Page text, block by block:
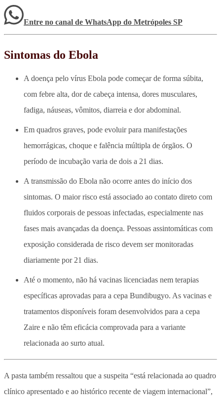
Entre no canal de WhatsApp do Metrópoles SP
Sintomas do Ebola
A doença pelo vírus Ebola pode começar de forma súbita,
com febre alta, dor de cabeça intensa, dores musculares,
fadiga, náuseas, vômitos, diarreia e dor abdominal.
Em quadros graves, pode evoluir para manifestações
hemorrágicas, choque e falência múltipla de órgãos. O
período de incubação varia de dois a 21 dias.
A transmissão do Ebola não ocorre antes do início dos
sintomas. O maior risco está associado ao contato direto com
fluidos corporais de pessoas infectadas, especialmente nas
fases mais avançadas da doença. Pessoas assintomáticas com
exposição considerada de risco devem ser monitoradas
diariamente por 21 dias.
Até o momento, não há vacinas licenciadas nem terapias
específicas aprovadas para a cepa Bundibugyo. As vacinas e
tratamentos disponíveis foram desenvolvidos para a cepa
Zaire e não têm eficácia comprovada para a variante
relacionada ao surto atual.
A pasta também ressaltou que a suspeita “está relacionada ao quadro
clínico apresentado e ao histórico recente de viagem internacional”,